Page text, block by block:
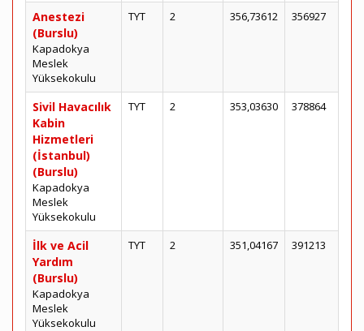
Anestezi
(Burslu)
Kapadokya
Meslek
Yüksekokulu
TYT 2 356,73612 356927
Sivil Havacılık
Kabin
Hizmetleri
(İstanbul)
(Burslu)
Kapadokya
Meslek
Yüksekokulu
TYT 2 353,03630 378864
İlk ve Acil
Yardım
(Burslu)
Kapadokya
Meslek
Yüksekokulu
TYT 2 351,04167 391213